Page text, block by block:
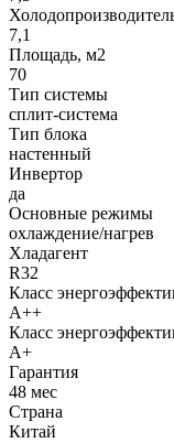
7,1
Площадь, м2
70
Тип системы
сплит-система
Тип блока
настенный
Инвертор
да
Основные режимы
охлаждение/нагрев
Хладагент
R32
Класс
А++
Класс
А+
Гарантия
48 мес
Страна
Китай